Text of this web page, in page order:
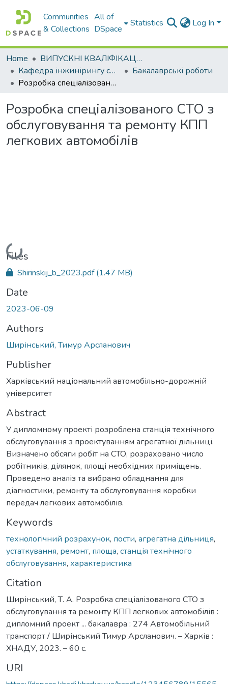
Communities
& Collections
All of
DSpace
Statistics Log In
Home
ВИПУСКНІ КВАЛІФІКАЦІЙНІ РОБОТИ
Кафедра інжинірингу систем автомобільного транспорту
Бакалаврські роботи
Розробка спеціалізованого СТО з обслуговування та ремонту КПП легкових автомобілів
Розробка спеціалізованого СТО з
обслуговування та ремонту КПП
легкових автомобілів
Loading...
Files
Shirinskij_b_2023.pdf(1.47 MB)
Date
2023-06-09
Authors
Ширінський, Тимур Арсланович
Publisher
Харківський національний автомобільно-дорожній
університет
Abstract
У дипломному проекті розроблена станція технічного
обслуговування з проектуванням агрегатної дільниці.
Визначено обсяги робіт на СТО, розраховано число
робітників, ділянок, площі необхідних приміщень.
Проведено аналіз та вибрано обладнання для
діагностики, ремонту та обслуговування коробки
передач легкових автомобілів.
Keywords
технологічний розрахунок, пости, агрегатна дільниця,
устаткування, ремонт, площа, станція технічного
обслуговування, характеристика
Citation
Ширінський, Т. А. Розробка спеціалізованого СТО з
обслуговування та ремонту КПП легкових автомобілів :
дипломний проект ... бакалавра : 274 Автомобільний
транспорт / Ширінський Тимур Арсланович. – Харків :
ХНАДУ, 2023. – 60 с.
URI